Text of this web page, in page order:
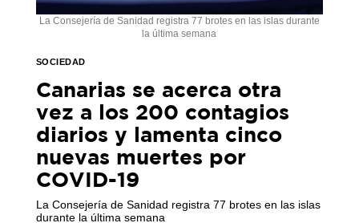
La Consejería de Sanidad registra 77 brotes en las islas durante
la última semana
SOCIEDAD
Canarias se acerca otra
vez a los 200 contagios
diarios y lamenta cinco
nuevas muertes por
COVID-19
La Consejería de Sanidad registra 77 brotes en las islas
durante la última semana